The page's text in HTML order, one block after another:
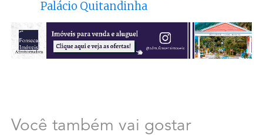
Palácio Quitandinha
Você também vai gostar